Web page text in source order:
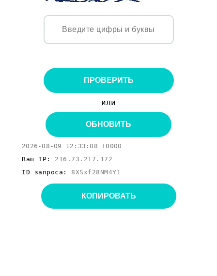
ПРОВЕРИТЬ
или
ОБНОВИТЬ
2026-08-09 12:33:08 +0000
Ваш IP: 216.73.217.172
ID запроса: 8XSxf28NM4Y1
КОПИРОВАТЬ